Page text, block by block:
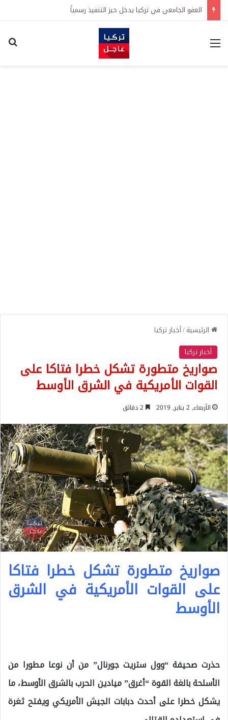
العفو الجامعي في تركيا يدخل حيز التنفيذ رسمياً
القائمة
الرئيسية/أخبار تركيا
أخبار تركيا
صواريخ متطورة تشكل خطرا فتاكا على
القوات الأمريكية في الشرق الأوسط
الأربعاء, 2 يناير, 2019
صواريخ متطورة تشكل خطرا فتاكا
على القوات الأمريكية في الشرق
الأوسط
حذرت صحيفة “وول ستريت جورنال” من أن نوعا مطورا من
الأسلحة بالغة القوة “أغرق” ميادين الحرب بالشرق الأوسط، ما
يشكل خطرا على أحدث دبابات الجيش الأمريكي ويفتح ثغرة